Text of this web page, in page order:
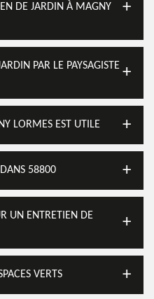
DE JARDIN À MAGNY
PAR LE PAYSAGISTE
LORMES EST UTILE
DANS 58800
UN ENTRETIEN DE
VERTS